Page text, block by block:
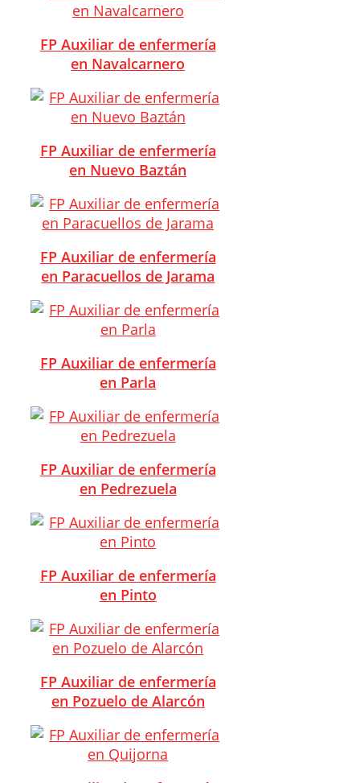
FP Auxiliar de enfermería
en Navalcarnero
FP Auxiliar de enfermería
en Nuevo Baztán
FP Auxiliar de enfermería
en Paracuellos de Jarama
FP Auxiliar de enfermería
en Parla
FP Auxiliar de enfermería
en Pedrezuela
FP Auxiliar de enfermería
en Pinto
FP Auxiliar de enfermería
en Pozuelo de Alarcón